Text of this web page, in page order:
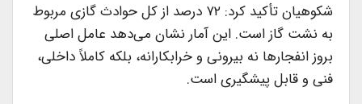
شکوهیان تأکید کرد: ۷۲ درصد از کل حوادث گازی مربوط
به نشت گاز است. این آمار نشان می‌دهد عامل اصلی
بروز انفجارها نه بیرونی و خرابکارانه، بلکه کاملاً داخلی،
فنی و قابل پیشگیری است.